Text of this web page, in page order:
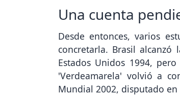
Una cuenta
Desde entonces, varios
concretarla. Brasil
Estados Unidos 1994,
'Verdeamarela' volvió a
Mundial 2002, disputado en